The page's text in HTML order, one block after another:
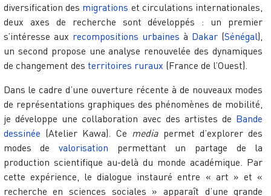
diversification des migrations et circulations internationales,
deux axes de recherche sont développés : un premier
s’intéresse aux recompositions urbaines à Dakar (Sénégal),
un second propose une analyse renouvelée des dynamiques
de changement des territoires ruraux (France de l’Ouest).
Dans le cadre d’une ouverture récente à de nouveaux modes
de représentations graphiques des phénomènes de mobilité,
je développe une collaboration avec des artistes de Bande
dessinée (Atelier Kawa). Ce mediapermet d’explorer des
modes de valorisation permettant un partage de la
production scientifique au-delà du monde académique. Par
cette expérience, le dialogue instauré entre « art » et «
recherche en sciences sociales » apparaît d’une grande